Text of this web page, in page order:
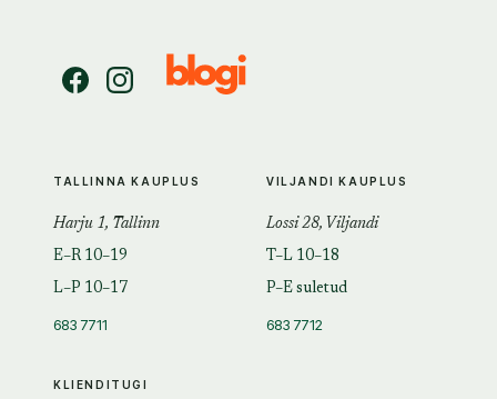
KLIENDITUGI
TALLINNA KAUPLUS
Harju 1, Tallinn
E–R 10–19
L–P 10–17
683 7711
VILJANDI KAUPLUS
Lossi 28, Viljandi
T–L 10–18
P–E suletud
683 7712